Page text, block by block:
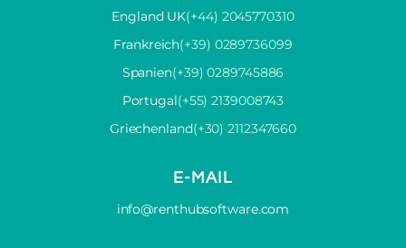
England UK(+44) 2045770310
Frankreich(+39) 0289736099
Spanien(+39) 0289745886
Portugal(+55) 2139008743
Griechenland(+30) 2112347660
E-MAIL
info@renthubsoftware.com